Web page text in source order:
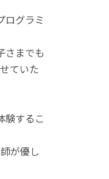
ログラミ
さまでも
ていた
験するこ
が優し